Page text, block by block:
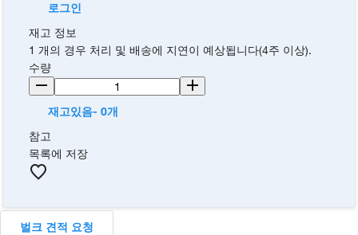
로그인
재고 정보
1 개의 경우 처리 및 배송에 지연이 예상됩니다(4주 이상).
수량
재고있음- 0개
참고
목록에 저장
벌크 견적 요청